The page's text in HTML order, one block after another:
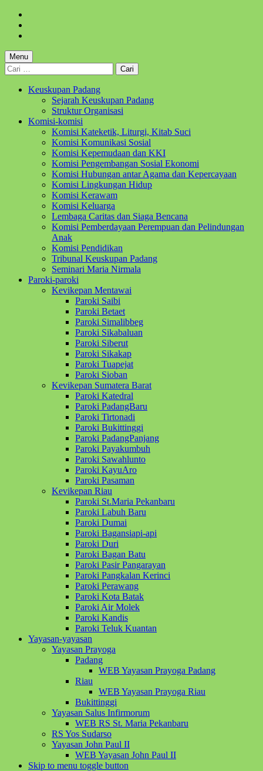
content
footer
Menu
Cari
untuk:
Keuskupan Padang
Sejarah Keuskupan Padang
Struktur Organisasi
Komisi-komisi
Komisi Kateketik, Liturgi, Kitab Suci
Komisi Komunikasi Sosial
Komisi Kepemudaan dan KKI
Komisi Pengembangan Sosial Ekonomi
Komisi Hubungan antar Agama dan Kepercayaan
Komisi Lingkungan Hidup
Komisi Kerawam
Komisi Keluarga
Lembaga Caritas dan Siaga Bencana
Komisi Pemberdayaan Perempuan dan Pelindungan
Anak
Komisi Pendidikan
Tribunal Keuskupan Padang
Seminari Maria Nirmala
Paroki-paroki
Kevikepan Mentawai
Paroki Saibi
Paroki Betaet
Paroki Simalibbeg
Paroki Sikabaluan
Paroki Siberut
Paroki Sikakap
Paroki Tuapejat
Paroki Sioban
Kevikepan Sumatera Barat
Paroki Katedral
Paroki PadangBaru
Paroki Tirtonadi
Paroki Bukittinggi
Paroki PadangPanjang
Paroki Payakumbuh
Paroki Sawahlunto
Paroki KayuAro
Paroki Pasaman
Kevikepan Riau
Paroki St.Maria Pekanbaru
Paroki Labuh Baru
Paroki Dumai
Paroki Bagansiapi-api
Paroki Duri
Paroki Bagan Batu
Paroki Pasir Pangarayan
Paroki Pangkalan Kerinci
Paroki Perawang
Paroki Kota Batak
Paroki Air Molek
Paroki Kandis
Paroki Teluk Kuantan
Yayasan-yayasan
Yayasan Prayoga
Padang
WEB Yayasan Prayoga Padang
Riau
WEB Yayasan Prayoga Riau
Bukittinggi
Yayasan Salus Infirmorum
WEB RS St. Maria Pekanbaru
RS Yos Sudarso
Yayasan John Paul II
WEB Yayasan John Paul II
Skip to menu toggle button